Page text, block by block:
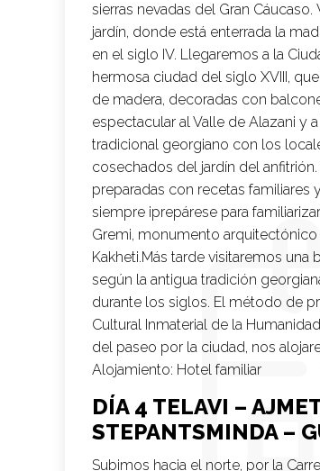
sierras nevadas del Gran
jardín, donde está enterrada la
en el siglo IV. Llegaremos a la
hermosa ciudad del siglo XVIII,
de madera, decoradas con
espectacular al Valle de Alazani y
tradicional georgiano con los
cosechados del jardín del
preparadas con recetas familiares
siempre ¡prepárese para
Gremi, monumento
Kakheti.Más tarde visitaremos
según la antigua tradición
durante los siglos. El método de
Cultural Inmaterial de la
del paseo por la ciudad, nos
Alojamiento: Hotel familiar
DÍA 4 TELAVI –
STEPANTSMINDA –
Subimos hacia el norte, por la